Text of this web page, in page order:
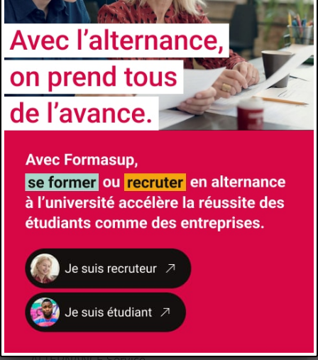
Université
Université de Toulon
Faculté/Institut/Ecole
Institut Universitaire de Technologie de Toulon
Brochure de la formation
Responsable de Formation
KARAKACHIAN Lionel
lionel.karakachian@univ-tln.fr
Lieu de formation
Avenue de l'Université
83130
La Garde